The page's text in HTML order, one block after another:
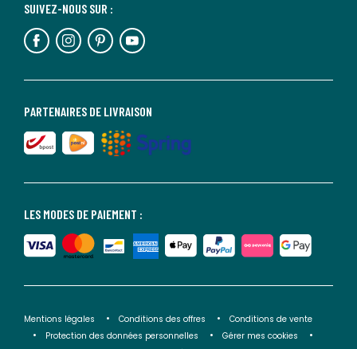
LES MODES DE PAIEMENT :
PARTENAIRES DE LIVRAISON
SUIVEZ-NOUS SUR :
Mentions légales Conditions des offres
Conditions de vente
Protection des données personnelles
Gérer mes cookies